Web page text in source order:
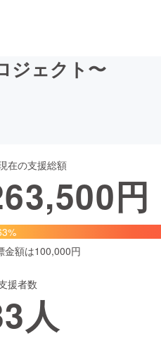
ス
ファッション
スケア
ジェクト〜
在の支援総額
円
金額は100,000円
援者数
人